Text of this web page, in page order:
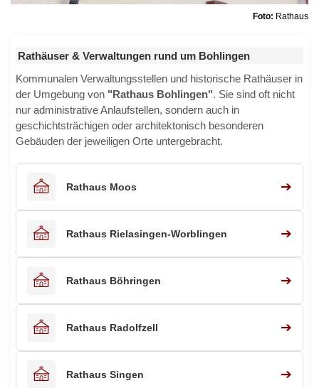
Foto: Rathaus
Rathäuser & Verwaltungen rund um Bohlingen
Kommunalen Verwaltungsstellen und historische Rathäuser in
der Umgebung von "Rathaus Bohlingen". Sie sind oft nicht
nur administrative Anlaufstellen, sondern auch in
geschichtsträchigen oder architektonisch besonderen
Gebäuden der jeweiligen Orte untergebracht.
Rathaus Moos ➔
Rathaus Rielasingen-Worblingen ➔
Rathaus Böhringen ➔
Rathaus Radolfzell ➔
Rathaus Singen ➔